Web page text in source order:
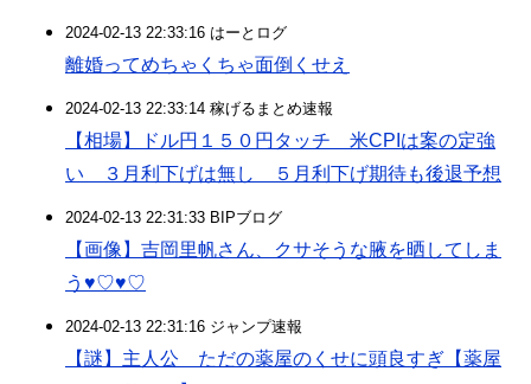
2024-02-13 22:33:16 はーとログ
離婚ってめちゃくちゃ面倒くせえ
2024-02-13 22:33:14 稼げるまとめ速報
【相場】ドル円１５０円タッチ 米CPIは案の定強
い ３月利下げは無し ５月利下げ期待も後退予想
2024-02-13 22:31:33 BIPブログ
【画像】吉岡里帆さん、クサそうな腋を晒してしま
う♥♡♥♡
2024-02-13 22:31:16 ジャンプ速報
【謎】主人公 ただの薬屋のくせに頭良すぎ【薬屋